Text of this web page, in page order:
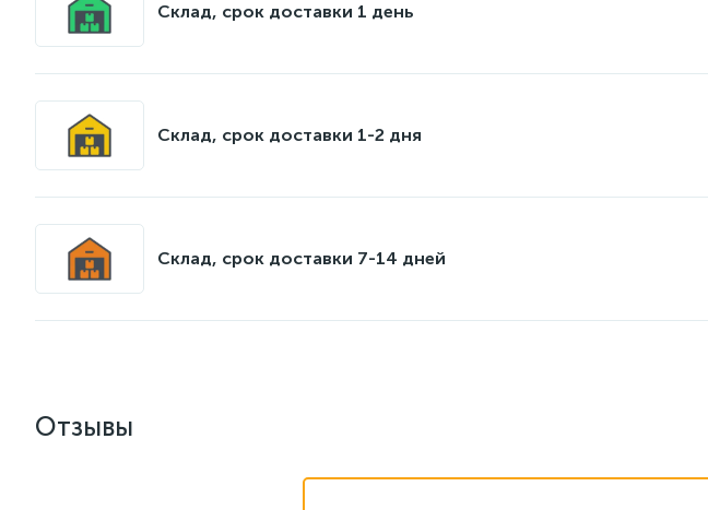
Склад, срок доставки 1 день
Склад, срок доставки 1-2 дня
Склад, срок доставки 7-14 дней
Отзывы